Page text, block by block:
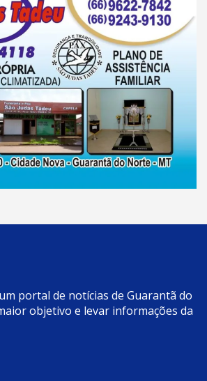
portal de notícias de Guarantã do
objetivo e levar informações da